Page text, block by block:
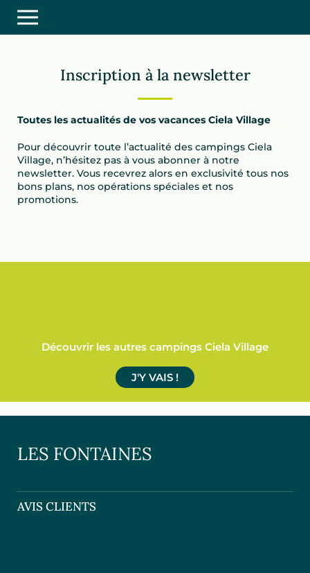
Inscription à la newsletter
Toutes les actualités de vos vacances Ciela Village
Pour découvrir toute l’actualité des campings Ciela
Village, n’hésitez pas à vous abonner à notre
newsletter. Vous recevrez alors en exclusivité tous nos
bons plans, nos opérations spéciales et nos
promotions.
Découvrir les autres campings Ciela Village
J'Y VAIS !
LES FONTAINES
AVIS CLIENTS